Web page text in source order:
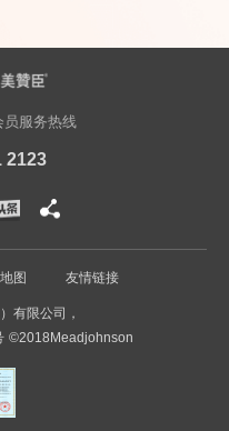
员服务热线
2123
图 友情链接
有限公司，
©2018Meadjohnson